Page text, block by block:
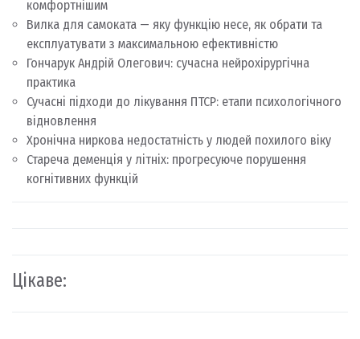
комфортнішим
Вилка для самоката — яку функцію несе, як обрати та
експлуатувати з максимальною ефективністю
Гончарук Андрій Олегович: сучасна нейрохірургічна
практика
Сучасні підходи до лікування ПТСР: етапи психологічного
відновлення
Хронічна ниркова недостатність у людей похилого віку
Стареча деменція у літніх: прогресуюче порушення
когнітивних функцій
Цікаве: